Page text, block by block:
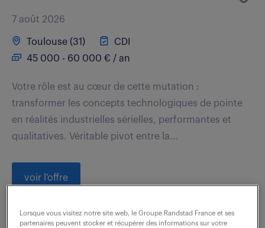
7 août 2026
Toulouse (31)
CDI
45 000 - 60 000 € / an
Votre rôle est au cœur de cette mutation :
transformer les concepts technologiques de pointe
en réalités industrielles sérielles, performantes et
qualitatives. Véritable pivot entre la...
voir l'offre
Lorsque vous visitez notre site web, le Groupe Randstad France et ses
partenaires peuvent stocker et récupérer des informations sur votre